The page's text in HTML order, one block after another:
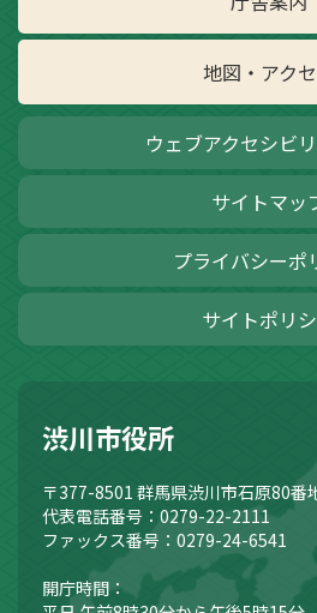
地図・アク
ウェブアクセシビ
サイトマッ
プライバシーポ
サイトポリ
渋川市役所
〒377-8501 群馬県渋川市石原80番
代表電話番号：0279-22-2111
ファックス番号：0279-24-6541
開庁時間：